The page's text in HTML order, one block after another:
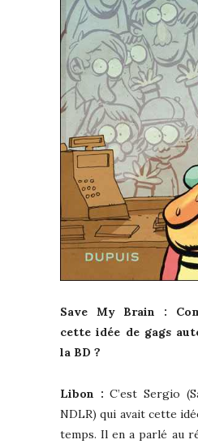
Save My Brain :
cette idée de gags
la BD ?
Libon : C’est Sergio
NDLR) qui avait cette
temps. Il en a parlé au